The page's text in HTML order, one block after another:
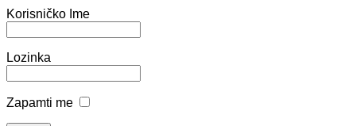
Korisničko Ime
Lozinka
Zapamti me